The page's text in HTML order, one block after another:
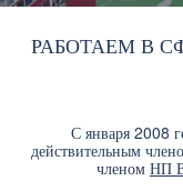
РАБОТАЕМ В
С января 2008
действительным
членом НП